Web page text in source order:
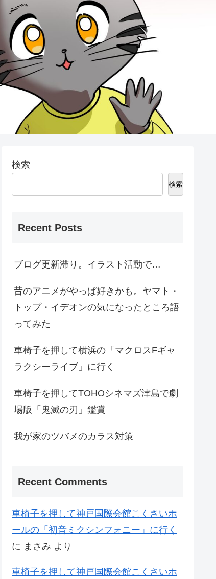
検索
検索
Recent Posts
ブログ更新滞り。イラスト活動で…
昔のアニメがやっぱ好きかも。ヤマト・
トップ・イデオンの気になったところ語
ってみた
車椅子を押して横浜の「マクロスFギャ
ラクシーライブ」に行く
車椅子を押してTOHOシネマズ津島で劇
場版「鬼滅の刃」鑑賞
我が家のツバメのカラス対策
Recent Comments
車椅子を押して神戸国際会館こくさいホ
ールの「初音ミクシンフォニー」に行く
に まさみ より
車椅子を押して神戸国際会館こくさいホ